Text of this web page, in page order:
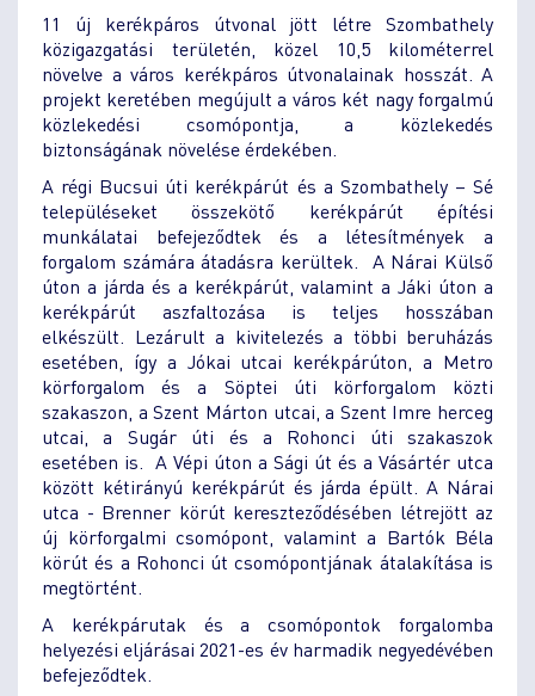
11 új kerékpáros útvonal jött létre Szombathely
közigazgatási területén, közel 10,5 kilométerrel
növelve a város kerékpáros útvonalainak hosszát. A
projekt keretében megújult a város két nagy forgalmú
közlekedési csomópontja, a közlekedés
biztonságának növelése érdekében.
A régi Bucsui úti kerékpárút és a Szombathely – Sé
településeket összekötő kerékpárút építési
munkálatai befejeződtek és a létesítmények a
forgalom számára átadásra kerültek. A Nárai Külső
úton a járda és a kerékpárút, valamint a Jáki úton a
kerékpárút aszfaltozása is teljes hosszában
elkészült. Lezárult a kivitelezés a többi beruházás
esetében, így a Jókai utcai kerékpárúton, a Metro
körforgalom és a Söptei úti körforgalom közti
szakaszon, a Szent Márton utcai, a Szent Imre herceg
utcai, a Sugár úti és a Rohonci úti szakaszok
esetében is. A Vépi úton a Sági út és a Vásártér utca
között kétirányú kerékpárút és járda épült. A Nárai
utca - Brenner körút kereszteződésében létrejött az
új körforgalmi csomópont, valamint a Bartók Béla
körút és a Rohonci út csomópontjának átalakítása is
megtörtént.
A kerékpárutak és a csomópontok forgalomba
helyezési eljárásai 2021-es év harmadik negyedévében
befejeződtek.